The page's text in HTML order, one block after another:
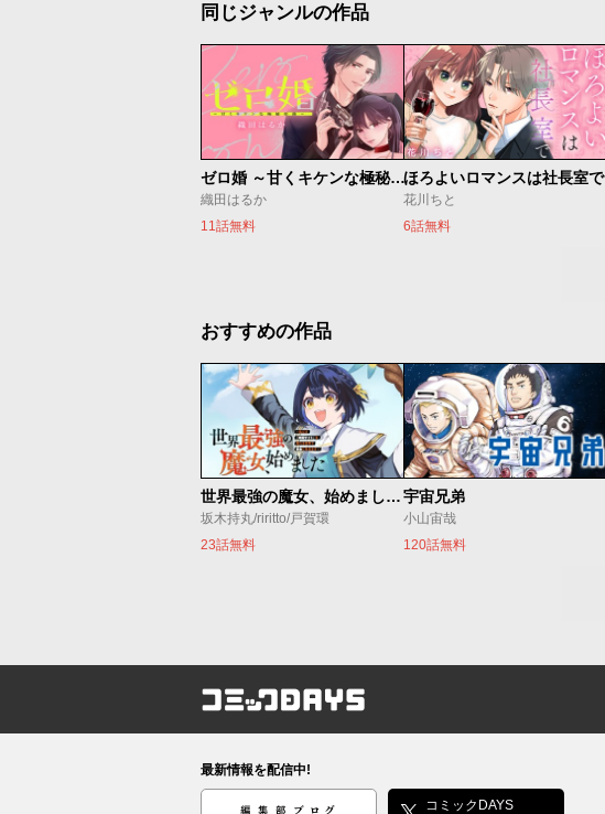
同じジャンルの作品
ゼロ婚 ～甘くキケンな極秘任務～
織田はるか
11話無料
ほろよいロマンスは社長室で
花川ちと
6話無料
おすすめの作品
世界最強の魔女、始めました ～私だけ『攻略サイト』を見れる世界で自由に生きます～
坂木持丸/riritto/戸賀環
23話無料
宇宙兄弟
小山宙哉
120話無料
コミックDAYS
最新情報を配信中!
編集部ブログ コミックDAYS